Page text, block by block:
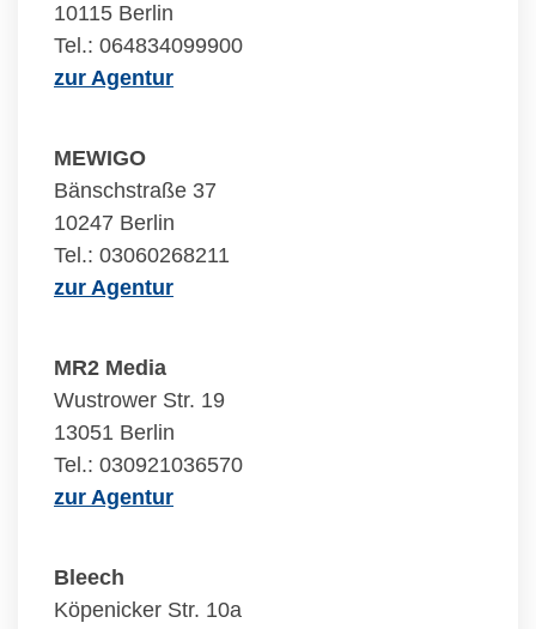
10115 Berlin
Tel.: 064834099900
zur Agentur
MEWIGO
Bänschstraße 37
10247 Berlin
Tel.: 03060268211
zur Agentur
MR2 Media
Wustrower Str. 19
13051 Berlin
Tel.: 030921036570
zur Agentur
Bleech
Köpenicker Str. 10a